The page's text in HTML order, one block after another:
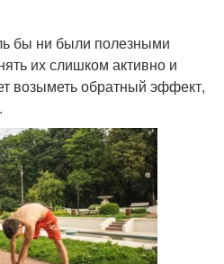
бы ни были полезными
их слишком активно и
возыметь обратный эффект,